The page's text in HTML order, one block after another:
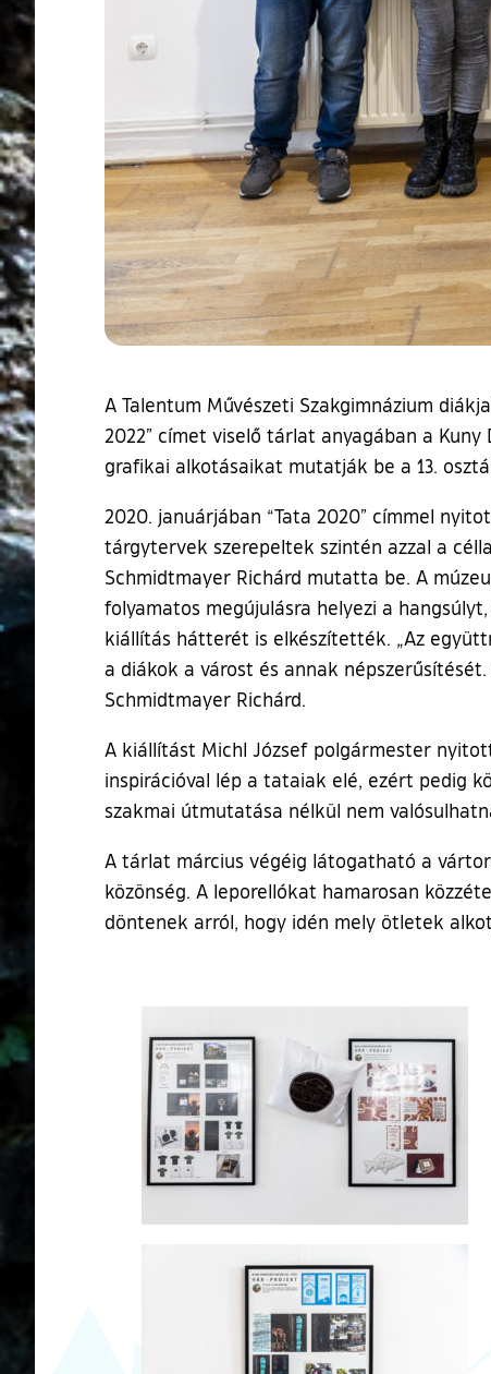
A Talentum Művészeti Szakgimnázium
2022” címet viselő tárlat anyagában a
grafikai alkotásaikat mutatják be a 13.
2020. januárjában “Tata 2020” címmel
tárgytervek szerepeltek szintén azzal a
Schmidtmayer Richárd mutatta be. A
folyamatos megújulásra helyezi a
kiállítás hátterét is elkészítették. „Az
a diákok a várost és annak
Schmidtmayer Richárd.
A kiállítást Michl József polgármester
inspirációval lép a tataiak elé, ezért pedig
szakmai útmutatása nélkül nem
A tárlat március végéig látogatható a
közönség. A leporellókat hamarosan
döntenek arról, hogy idén mely ötletek